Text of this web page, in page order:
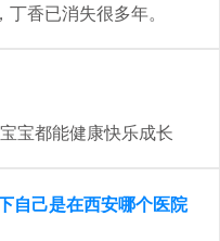
香已消失很多年。
宝都能健康快乐成长
自己是在西安哪个医院